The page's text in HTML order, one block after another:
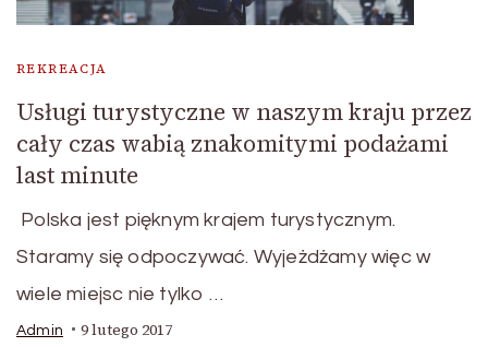
REKREACJA
Usługi turystyczne w naszym kraju przez
cały czas wabią znakomitymi podażami
last minute
Polska jest pięknym krajem turystycznym.
Staramy się odpoczywać. Wyjeżdżamy więc w
wiele miejsc nie tylko …
Admin 9 lutego 2017